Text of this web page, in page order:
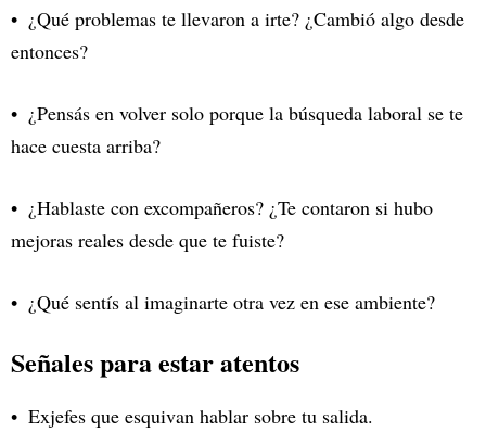
¿Qué problemas te llevaron a irte? ¿Cambió algo desde
entonces?
¿Pensás en volver solo porque la búsqueda laboral se te
hace cuesta arriba?
¿Hablaste con excompañeros? ¿Te contaron si hubo
mejoras reales desde que te fuiste?
¿Qué sentís al imaginarte otra vez en ese ambiente?
Señales para estar atentos
Exjefes que esquivan hablar sobre tu salida.